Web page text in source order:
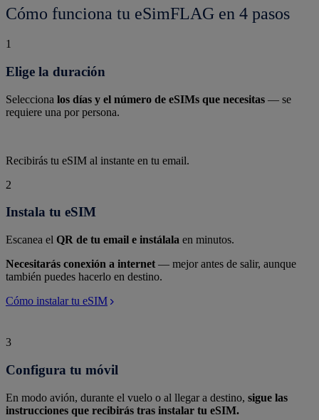
Cómo funciona tu eSimFLAG en 4 pasos
1
Elige la duración
Selecciona los días y el número de eSIMs que necesitas — se
requiere una por persona.
Recibirás tu eSIM al instante en tu email.
2
Instala tu eSIM
Escanea el QR de tu email e instálala en minutos.
Necesitarás conexión a internet — mejor antes de salir, aunque
también puedes hacerlo en destino.
Cómo instalar tu eSIM
3
Configura tu móvil
En modo avión, durante el vuelo o al llegar a destino, sigue las
instrucciones que recibirás tras instalar tu eSIM.